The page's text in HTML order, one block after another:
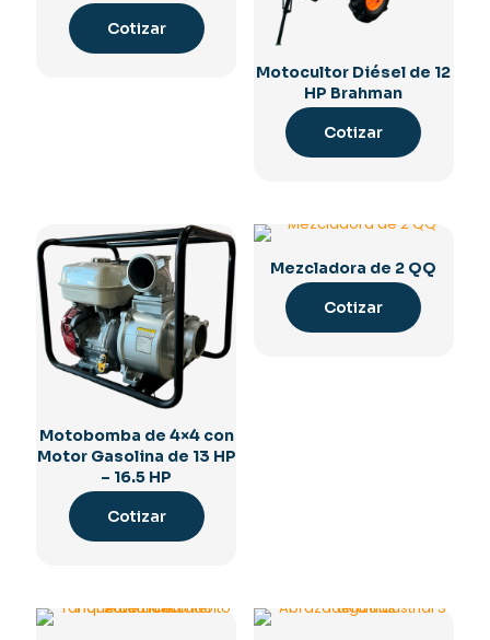
Cotizar
Motocultor Diésel de 12
HP Brahman
Cotizar
Motobomba de 4×4 con
Motor Gasolina de 13 HP
– 16.5 HP
Cotizar
Mezcladora de 2 QQ
Cotizar